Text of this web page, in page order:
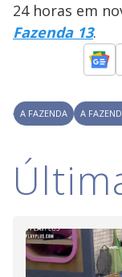
24 horas em
Fazenda 13.
A FAZENDA A